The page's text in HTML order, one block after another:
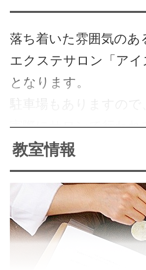
落ち着いた雰囲気の
エクステサロン「ア
となります。
駐車場もありますの
実際にサロンで行わ
す。
2024年12月～、耳つ
【EJA耳つぼジュエリ
12月開講日程 【時間
教室情報